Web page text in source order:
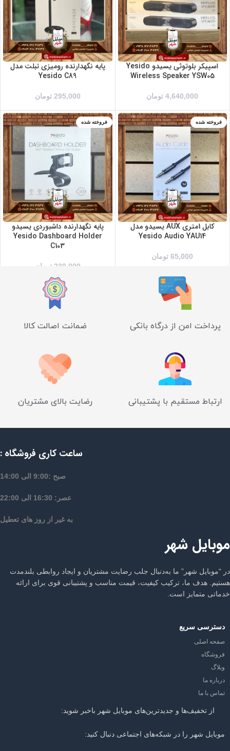
اسپیکر بلوتوثی یسیدو Yesido
Wireless Speaker YSW05
4,640,000 تومان
پایه نگهدارنده رومیزی تبلت مدل
Yesido C89
295,000 تومان
فروخته شده
کابل 1متری AUX یسیدو مدل
Yesido Audio YAU14
65,000 تومان
فروخته شده
پایه نگهدارنده داشبوردی یسیدو
Yesido Dashboard Holder
C103
230,000 تومان
پرداخت امن از درگاه بانکی ضمانت اصالت کالا
ارتباط مستقیم با پشتیبانی رضایت بالای مشتریان
ساعت کاری فروشگاه :
صبح :9:00 الی 14:00
عصر: 16:30 الی 22:00
به غیر از روز های تعطیل
موبایل شهر
در “موبایل شهر” ما به‌دنبال جلب رضایت مشتریان و ایجاد روابطی بلندمدت
هستیم. هدف ما، ترکیب کیفیت، قیمت مناسب و پشتیبانی قوی برای ارائه
خدماتی متمایز است.
دسترسی سریع
صفحه اصلی
فروشگاه
وبلاگ
درباره ما
تماس با ما
از تخفیف‌ها و جدیدترین‌های موبایل شهر باخبر شوید:
موبایل شهر را در شبکه‌های اجتماعی دنبال کنید: